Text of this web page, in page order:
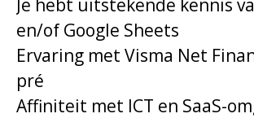
Je hebt uitstekende kennis
en/of Google Sheets
Ervaring met Visma Net
pré
Affiniteit met ICT en SaaS-